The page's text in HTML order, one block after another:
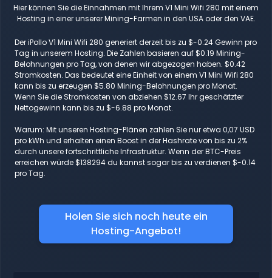
Hier können Sie die Einnahmen mit Ihrem V1 Mini Wifi 280 mit einem
Hosting in einer unserer Mining-Farmen in den USA oder den VAE.
Der iPollo V1 Mini Wifi 280 generiert derzeit bis zu $-0.24 Gewinn pro
Tag in unserem Hosting. Die Zahlen basieren auf $0.19 Mining-
Belohnungen pro Tag, von denen wir abgezogen haben. $0.42
Stromkosten. Das bedeutet eine Einheit von einem V1 Mini Wifi 280
kann bis zu erzeugen $5.80 Mining-Belohnungen pro Monat.
Wenn Sie die Stromkosten von abziehen $12.67 Ihr geschätzter
Nettogewinn kann bis zu $-6.88 pro Monat.
Warum: Mit unseren Hosting-Plänen zahlen Sie nur etwa 0,07 USD
pro kWh und erhalten einen Boost in der Hashrate von bis zu 2%
durch unsere fortschrittliche Infrastruktur. Wenn der BTC-Preis
erreichen würde $138294 du kannst sogar bis zu verdienen $-0.14
pro Tag.
Holen Sie sich noch heute ein
Hosting-Angebot!